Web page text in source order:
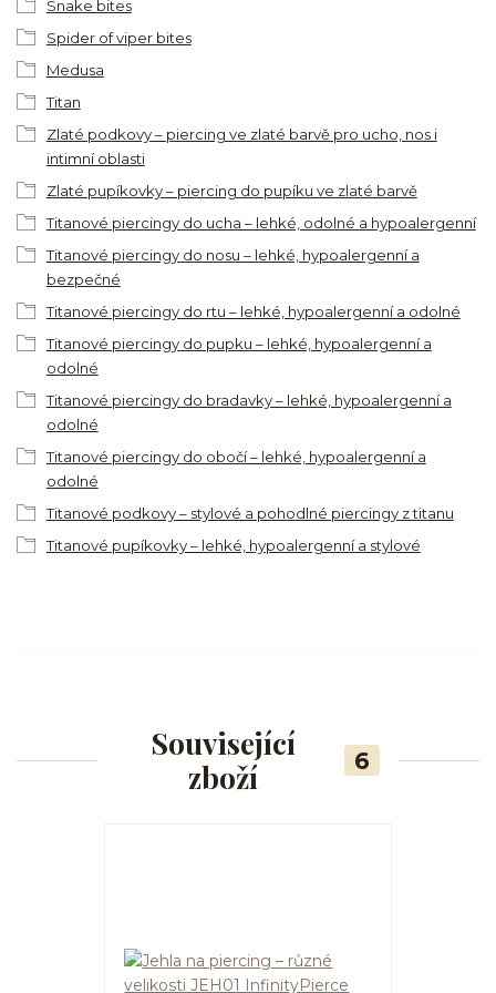
Snake bites
Spider of viper bites
Medusa
Titan
Zlaté podkovy – piercing ve zlaté barvě pro ucho, nos i
intimní oblasti
Zlaté pupíkovky – piercing do pupíku ve zlaté barvě
Titanové piercingy do ucha – lehké, odolné a hypoalergenní
Titanové piercingy do nosu – lehké, hypoalergenní a
bezpečné
Titanové piercingy do rtu – lehké, hypoalergenní a odolné
Titanové piercingy do pupku – lehké, hypoalergenní a
odolné
Titanové piercingy do bradavky – lehké, hypoalergenní a
odolné
Titanové piercingy do obočí – lehké, hypoalergenní a
odolné
Titanové podkovy – stylové a pohodlné piercingy z titanu
Titanové pupíkovky – lehké, hypoalergenní a stylové
Související
zboží
6